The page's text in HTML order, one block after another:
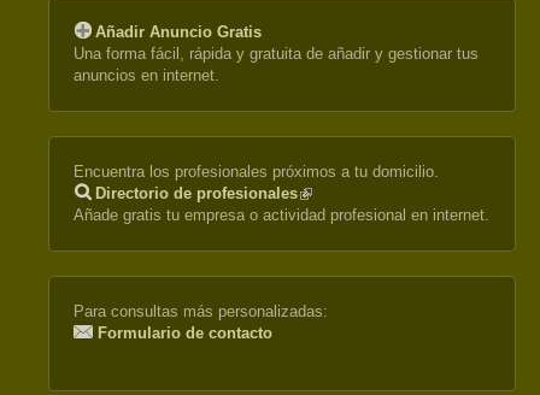
Añadir Anuncio Gratis
Una forma fácil, rápida y gratuita de añadir y gestionar tus
anuncios en internet.
Encuentra los profesionales próximos a tu domicilio.
Directorio de profesionales(link
is
Añade gratis tu empresa o actividad profesional en internet.
Para consultas más personalizadas:
Formulario de contacto